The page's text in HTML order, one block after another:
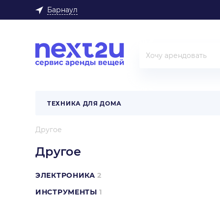
Барнаул
ТЕХНИКА ДЛЯ ДОМА
Другое
Другое
ЭЛЕКТРОНИКА 2
ИНСТРУМЕНТЫ 1